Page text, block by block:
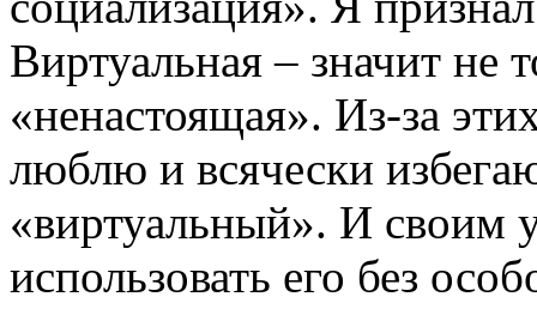
Виртуальная – значит не
«ненастоящая». Из-за
люблю и всячески
«виртуальный». И своим
использовать его без